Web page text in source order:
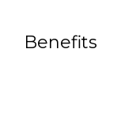
Benefits